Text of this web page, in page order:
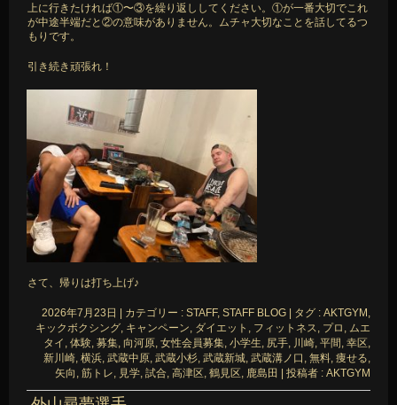
上に行きたければ①〜③を繰り返ししてください。①が一番大切でこれ
が中途半端だと②の意味がありません。ムチャ大切なことを話してるつ
もりです。
引き続き頑張れ！
さて、帰りは打ち上げ♪
2026年7月23日 | カテゴリー : STAFF, STAFF BLOG | タグ : AKTGYM,
キックボクシング, キャンペーン, ダイエット , フィットネス, プロ , ムエ
タイ , 体験, 募集, 向河原, 女性会員募集, 小学生, 尻手, 川崎, 平間, 幸区,
新川崎, 横浜, 武蔵中原, 武蔵小杉, 武蔵新城, 武蔵溝ノ口 , 無料, 痩せる,
矢向 , 筋トレ, 見学, 試合, 高津区, 鶴見区, 鹿島田 | 投稿者 : AKTGYM